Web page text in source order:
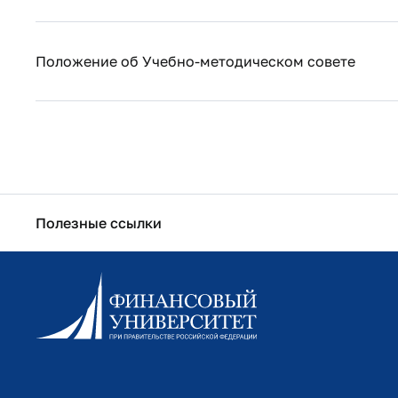
Положение об Учебно-методическом совете ​
Полезные ссылки
Информационно-образовательный портал
Личный кабинет поступающего
Библиотечно-информационный комплекс